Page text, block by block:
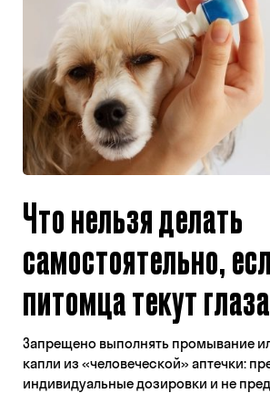
Что нельзя делать
самостоятельно,
питомца текут глаза
Запрещено выполнять промывание
капли из «человеческой» аптечки:
индивидуальные дозировки и не